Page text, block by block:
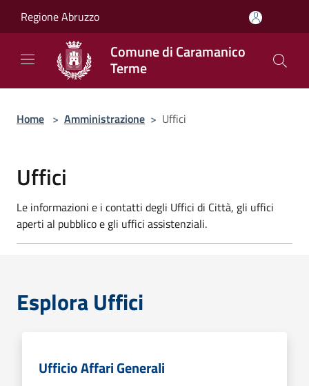
Regione Abruzzo
Comune di Caramanico
Terme
Home > Amministrazione > Uffici
Uffici
Le informazioni e i contatti degli Uffici di Città, gli uffici
aperti al pubblico e gli uffici assistenziali.
Esplora Uffici
Ufficio Affari Generali